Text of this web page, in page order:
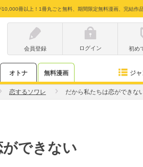
冊以上！1冊丸ごと無料、期間限定無料漫画、完結作
会員登録
ログイン 初め
オトナ 無料漫画 ジ
恋するソワレ だから私たちは恋ができな
できない